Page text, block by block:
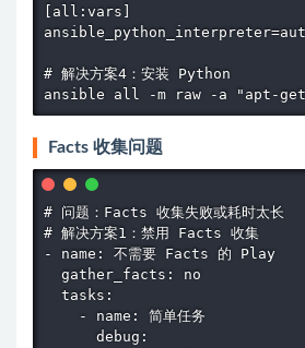
[all:vars]
# 解决方案4：安装 Python
ansible all -m raw -a "apt-
Facts 收集问题
# 问题：Facts 收集失败或耗时太长
# 解决方案1：禁用 Facts 收集
- name: 不需要 Facts 的 Play
  gather_facts: no
  tasks:
    - name: 简单任务
      debug: